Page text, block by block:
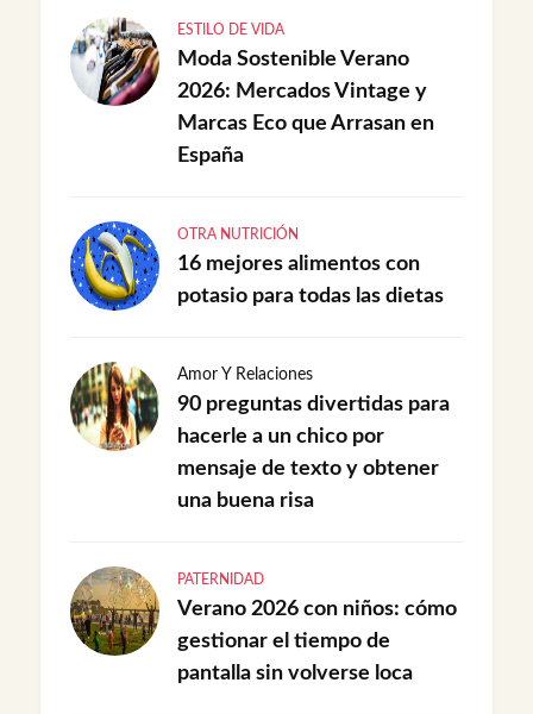
ESTILO DE VIDA
Moda Sostenible Verano
2026: Mercados Vintage y
Marcas Eco que Arrasan en
España
OTRA NUTRICIÓN
16 mejores alimentos con
potasio para todas las dietas
Amor Y Relaciones
90 preguntas divertidas para
hacerle a un chico por
mensaje de texto y obtener
una buena risa
PATERNIDAD
Verano 2026 con niños: cómo
gestionar el tiempo de
pantalla sin volverse loca